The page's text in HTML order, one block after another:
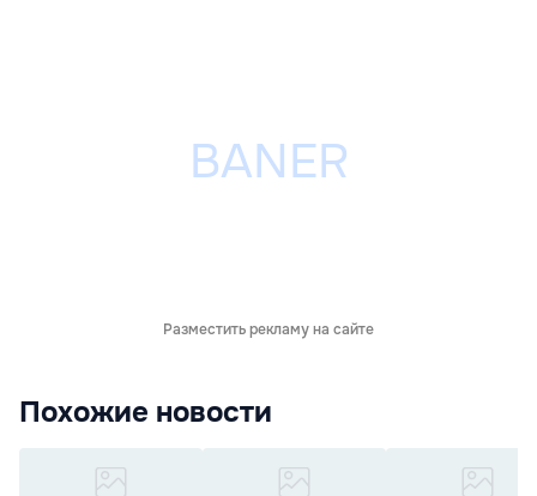
Разместить рекламу на сайте
Похожие новости